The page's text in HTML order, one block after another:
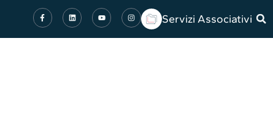
Servizi Associativi